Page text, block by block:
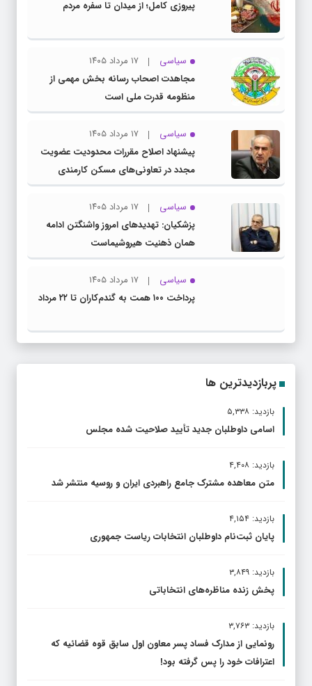
پیروزی کامل؛ از میدان تا سفره مردم
سیاسی
۱۷ مرداد ۱۴۰۵
مجاهدت اصحاب رسانه بخش مهمی از
منظومه قدرت ملی است
سیاسی
۱۷ مرداد ۱۴۰۵
پیشنهاد اصلاح مقررات محدودیت عضویت
مجدد در تعاونی‌های مسکن کارمندی
سیاسی
۱۷ مرداد ۱۴۰۵
پزشکیان: تهدیدهای امروز واشنگتن ادامه
همان ذهنیت هیروشیماست
سیاسی
۱۷ مرداد ۱۴۰۵
پرداخت ۱۰۰ همت به گندم‌کاران تا ۲۲ مرداد
پربازدیدترین ها
بازدید: ۵,۳۳۸
اسامی داوطلبان جدید تأیید صلاحیت شده مجلس
بازدید: ۴,۴۰۸
متن معاهده مشترک جامع راهبردی ایران و روسیه منتشر شد
بازدید: ۴,۱۵۴
پایان ثبت‌نام داوطلبان انتخابات ریاست جمهوری
بازدید: ۳,۸۴۹
پخش زنده مناظره‌های انتخاباتی
بازدید: ۳,۷۶۳
رونمایی از مدارک فساد پسر معاون اول سابق قوه قضائیه که
اعترافات خود را پس گرفته بود!